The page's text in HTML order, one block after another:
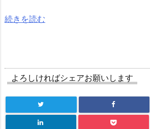
続きを読む
よろしければシェアお願いします